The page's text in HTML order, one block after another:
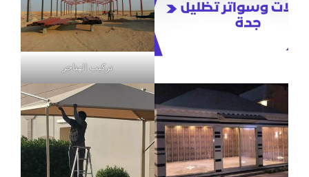
تركيب الهناجر